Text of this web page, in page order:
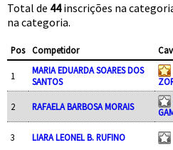
Total de 44inscrições na
na categoria.
Pos Competidor
1
MARIA EDUARDA SOARES DOS
SANTOS
2 RAFAELA BARBOSA MORAIS
3 LIARA LEONEL B. RUFINO